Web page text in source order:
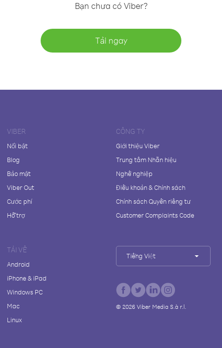
Bạn chưa có Viber?
Tải ngay
VIBER
Nổi bật
Blog
Bảo mật
Viber Out
Cước phí
Hỗ trợ
CÔNG TY
Giới thiệu Viber
Trung tâm Nhãn hiệu
Nghề nghiệp
Điều khoản & Chính sách
Chính sách Quyền riêng tư
Customer Complaints Code
TẢI VỀ
Android
iPhone & iPad
Windows PC
Mac
Linux
Tiếng Việt
© 2026Viber Media S.à r.l.